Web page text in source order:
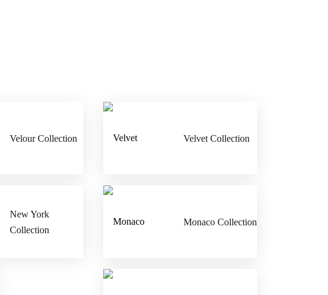
Velour Collection Velvet Collection
New York
Collection
Monaco Collection